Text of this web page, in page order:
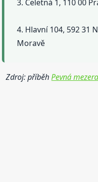
3. Celetná 1, 110 00
4. Hlavní 104, 592 31
Moravě
Zdroj: příběhPevná mezera